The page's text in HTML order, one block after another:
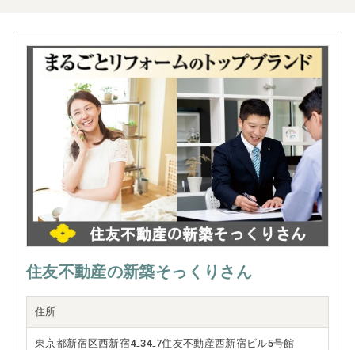
住友不動産の新築そっくりさん
住所
東京都新宿区西新宿4₋34₋7住友不動産西新宿ビル5号館